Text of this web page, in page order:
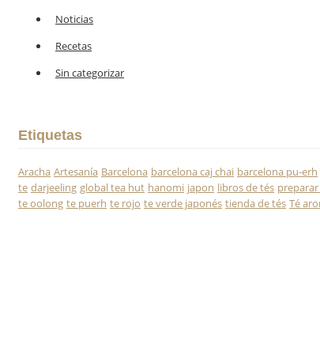
Noticias
Recetas
Sin categorizar
Etiquetas
Aracha Artesanía Barcelona barcelona caj chai barcelona pu-erh
te darjeeling global tea hut hanomi japon libros de tés
te oolong te puerh te rojo te verde japonés tienda de tés Té